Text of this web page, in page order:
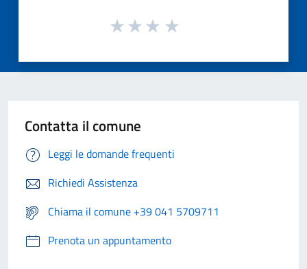
Contatta il comune
Leggi le domande frequenti
Richiedi Assistenza
Chiama il comune +39 041 5709711
Prenota un appuntamento